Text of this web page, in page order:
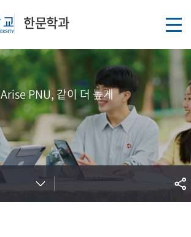
한문학과
Arise PNU, 같이 더 높게